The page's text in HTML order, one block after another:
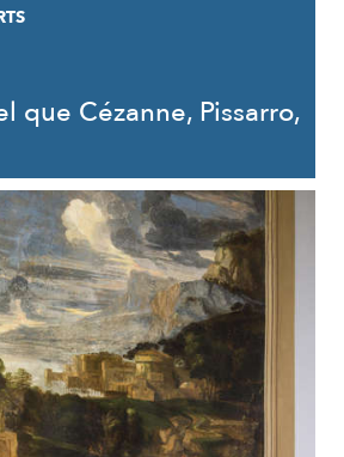
que Cézanne, Pissarro,